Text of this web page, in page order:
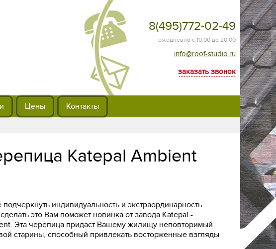
8(495)772-02-49
ежедневно с 10:00 до 20:00
info@roof-studio.ru
заказать звонок
Цены Контакты
Katepal Ambient
индивидуальность и экстраординарность
это Вам поможет новинка от завода Katepal -
Эта черепица придаст Вашему жилищу неповторимый
старины, способный привлекать восторженные взгляды